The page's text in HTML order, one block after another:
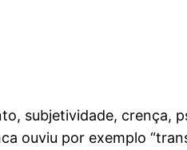
subjetividade, crença,
ouviu por exemplo